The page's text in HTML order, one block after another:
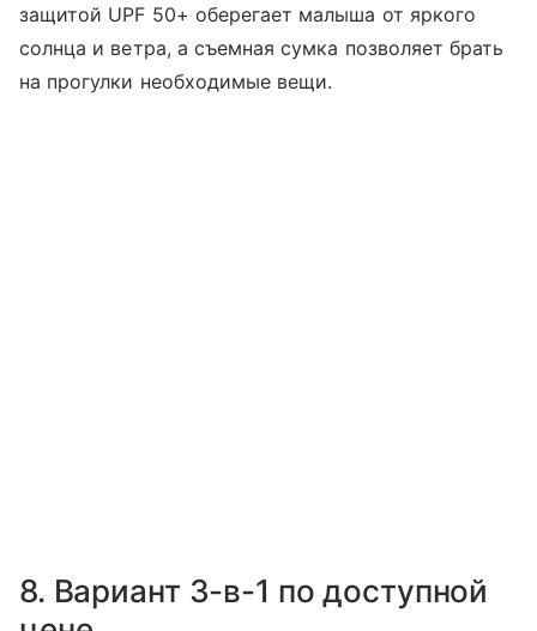
защитой UPF 50+ оберегает малыша от яркого
солнца и ветра, а съемная сумка позволяет брать
на прогулки необходимые вещи.
8. Вариант 3-в-1 по доступной